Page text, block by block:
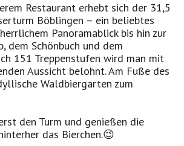
Restaurant erhebt sich der 31,5
Böblingen – ein beliebtes
Panoramablick bis hin zur
dem Schönbuch und dem
151 Treppenstufen wird man mit
Aussicht belohnt. Am Fuße des
Waldbiergarten zum
den Turm und genießen die
das Bierchen.😉